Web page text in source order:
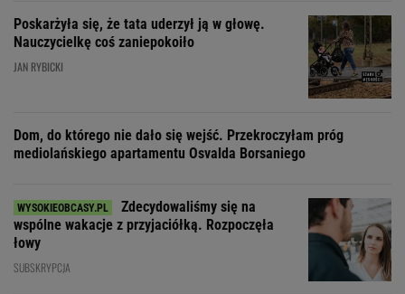
Poskarżyła się, że tata uderzył ją w głowę.
Nauczycielkę coś zaniepokoiło
JAN RYBICKI
Dom, do którego nie dało się wejść. Przekroczyłam próg
mediolańskiego apartamentu Osvalda Borsaniego
Zdecydowaliśmy się na
wspólne wakacje z przyjaciółką. Rozpoczęła
łowy
SUBSKRYPCJA